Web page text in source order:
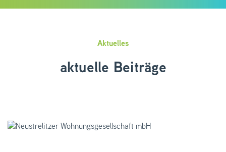
Aktuelles
aktuelle Beiträge